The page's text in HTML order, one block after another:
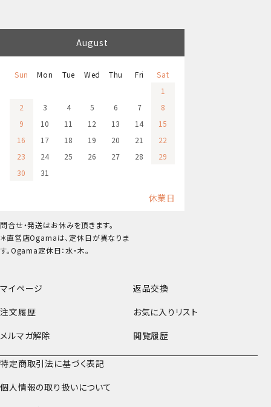
マイページ
返品交換
注文履歴
お気に入りリスト
メルマガ解除
閲覧履歴
特定商取引法に基づく表記
個人情報の取り扱いについて
August
Sun Mon Tue Wed Thu Fri
Sat
1
2
3 4 5 6 7
8
9
10 11 12 13 14
15
16
17 18 19 20 21
22
23
24 25 26 27 28
29
30
31
休業日
問合せ・発送はお休みを頂きます。
＊直営店Ogamaは、定休日が異なりま
す。Ogama定休日：水・木。